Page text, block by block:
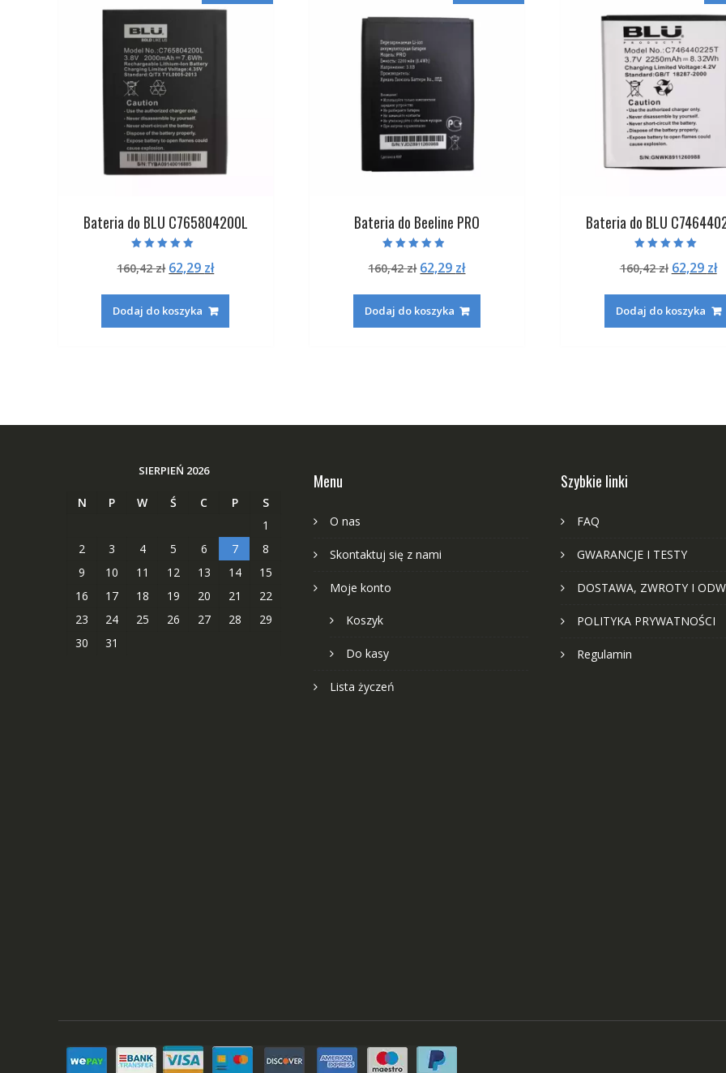
Bateria do BLU C765804200L
5.00
na 5
160,42zł Pierwotna
wynosiła:
160,42 zł.
62,29 złAktualna
62,29 zł.
Dodaj do koszyka
Bateria do Beeline PRO
4.50
na 5
160,42zł Pierwotna
wynosiła:
160,42 zł.
62,29 złAktualna
62,29 zł.
Dodaj do koszyka
Bateria do BLU
5.00
na 5
160,42zł
wynosiła:
160,42 zł.
62,29 zł
Dodaj do koszyka
SIERPIEŃ 2026
N P W Ś C P
S
1
2
3 4 5 6 7
8
9
10 11 12 13 14
15
16
17 18 19 20 21
22
23
24 25 26 27 28
29
30
31
Menu
O nas
Skontaktuj się z nami
Moje konto
Koszyk
Do kasy
Lista życzeń
Szybkie linki
FAQ
GWARANCJE I TESTY
DOSTAWA, ZWROTY I
POLITYKA PRYWATNOŚCI
Regulamin